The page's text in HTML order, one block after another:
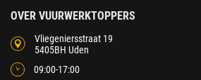
OVER VUURWERKTOPPERS
Vliegeniersstraat 19
5405BH Uden
09:00-17:00